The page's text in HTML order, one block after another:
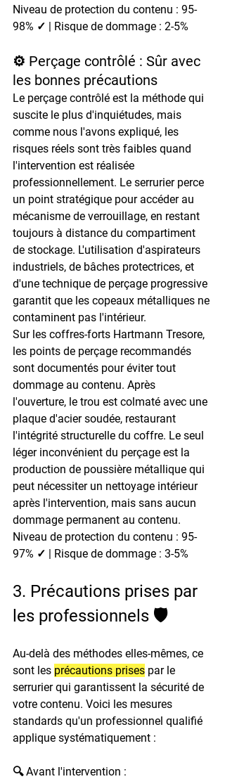
Niveau de protection du contenu : 95-
98% ✓ | Risque de dommage : 2-5%
⚙️ Perçage contrôlé : Sûr avec
les bonnes précautions
Le perçage contrôlé est la méthode qui
suscite le plus d'inquiétudes, mais
comme nous l'avons expliqué, les
risques réels sont très faibles quand
l'intervention est réalisée
professionnellement. Le serrurier perce
un point stratégique pour accéder au
mécanisme de verrouillage, en restant
toujours à distance du compartiment
de stockage. L'utilisation d'aspirateurs
industriels, de bâches protectrices, et
d'une technique de perçage progressive
garantit que les copeaux métalliques ne
contaminent pas l'intérieur.
Sur les coffres-forts Hartmann Tresore,
les points de perçage recommandés
sont documentés pour éviter tout
dommage au contenu. Après
l'ouverture, le trou est colmaté avec une
plaque d'acier soudée, restaurant
l'intégrité structurelle du coffre. Le seul
léger inconvénient du perçage est la
production de poussière métallique qui
peut nécessiter un nettoyage intérieur
après l'intervention, mais sans aucun
dommage permanent au contenu.
Niveau de protection du contenu : 95-
97% ✓ | Risque de dommage : 3-5%
3. Précautions prises par
les professionnels 🛡️
Au-delà des méthodes elles-mêmes, ce
sont les précautions prises par le
serrurier qui garantissent la sécurité de
votre contenu. Voici les mesures
standards qu'un professionnel qualifié
applique systématiquement :
🔍 Avant l'intervention :